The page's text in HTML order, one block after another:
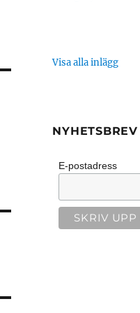
Visa alla inlägg
NYHETSBREV
E-postadress